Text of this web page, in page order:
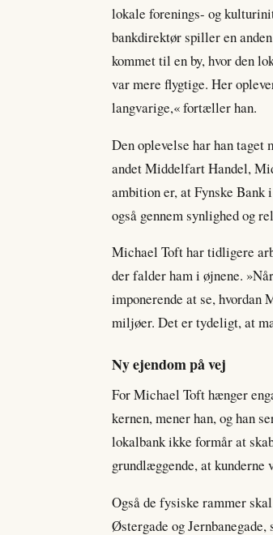
lokale forenings- og
bankdirektør spiller en
kommet til en by, hvor den
var mere flygtige. Her
langvarige,« fortæller han.
Den oplevelse har han
andet Middelfart Handel,
ambition er, at Fynske Bank
også gennem synlighed og
Michael Toft har tidligere
der falder ham i øjnene.
imponerende at se,
miljøer. Det er tydeligt, at
Ny ejendom på vej
For Michael Toft hænger
kernen, mener han, og han
lokalbank ikke formår at
grundlæggende, at kunderne
Også de fysiske rammer
Østergade og